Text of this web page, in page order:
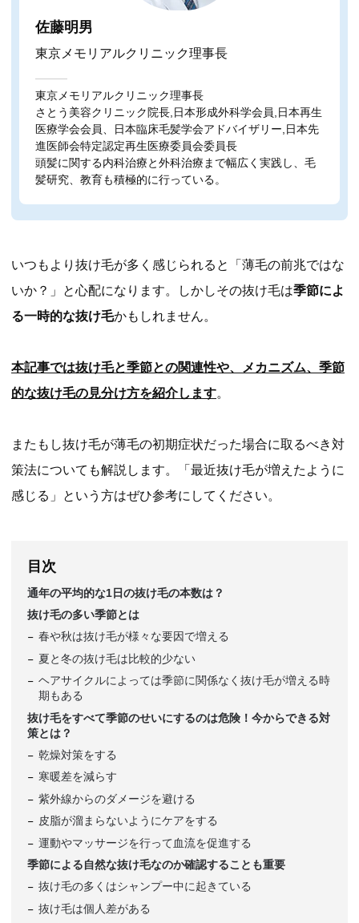
佐藤明男
東京メモリアルクリニック理事長
東京メモリアルクリニック理事長
さとう美容クリニック院長,日本形成外科学会員,日本再生
医療学会会員、日本臨床毛髪学会アドバイザリー,日本先
進医師会特定認定再生医療委員会委員長
頭髪に関する内科治療と外科治療まで幅広く実践し、毛
髪研究、教育も積極的に行っている。
いつもより抜け毛が多く感じられると「薄毛の前兆ではな
いか？」と心配になります。しかしその抜け毛は季節によ
る一時的な抜け毛かもしれません。
本記事では抜け毛と季節との関連性や、メカニズム、季節
的な抜け毛の見分け方を紹介します。
またもし抜け毛が薄毛の初期症状だった場合に取るべき対
策法についても解説します。「最近抜け毛が増えたように
感じる」という方はぜひ参考にしてください。
目次
通年の平均的な1日の抜け毛の本数は？
抜け毛の多い季節とは
春や秋は抜け毛が様々な要因で増える
夏と冬の抜け毛は比較的少ない
ヘアサイクルによっては季節に関係なく抜け毛が増える時
期もある
抜け毛をすべて季節のせいにするのは危険！今からできる対
策とは？
乾燥対策をする
寒暖差を減らす
紫外線からのダメージを避ける
皮脂が溜まらないようにケアをする
運動やマッサージを行って血流を促進する
季節による自然な抜け毛なのか確認することも重要
抜け毛の多くはシャンプー中に起きている
抜け毛は個人差がある